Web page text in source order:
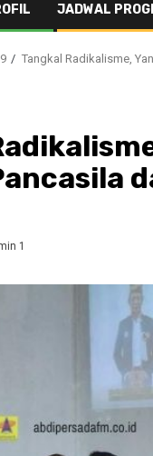
JADWAL
Tangkal Radikalisme,
1